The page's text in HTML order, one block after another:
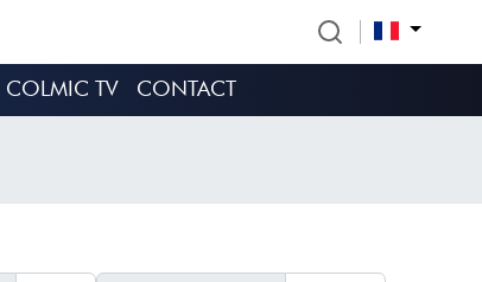
COLMIC TV CONTACT